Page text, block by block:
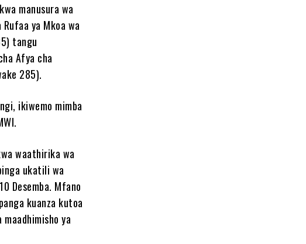
manusura wa
ya Mkoa wa
tangu
Afya cha
285).
ikiwemo mimba
waathirika wa
ukatili wa
Desemba. Mfano
kuanza kutoa
ya